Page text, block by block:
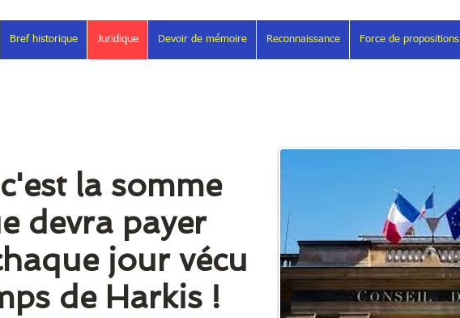
Bref historique Juridique Devoir de mémoire Reconnaissance Force de propositions
la somme
devra payer
jour vécu
de Harkis !